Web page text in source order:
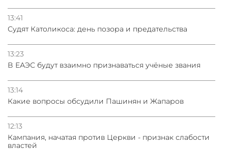
13:41
Судят Католикоса: день позора и предательства
13:23
В ЕАЭС будут взаимно признаваться учёные звания
13:14
Какие вопросы обсудили Пашинян и Жапаров
12:13
Кампания, начатая против Церкви - признак слабости
властей